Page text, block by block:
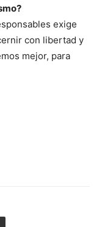
exige
con libertad y
mejor, para